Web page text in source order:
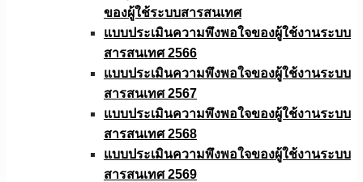
ของผู้ใช้ระบบสารสนเทศ
แบบประเมินความพึงพอใจของผู้ใช้งานระบบ
สารสนเทศ 2566
แบบประเมินความพึงพอใจของผู้ใช้งานระบบ
สารสนเทศ 2567
แบบประเมินความพึงพอใจของผู้ใช้งานระบบ
สารสนเทศ 2568
แบบประเมินความพึงพอใจของผู้ใช้งานระบบ
สารสนเทศ 2569